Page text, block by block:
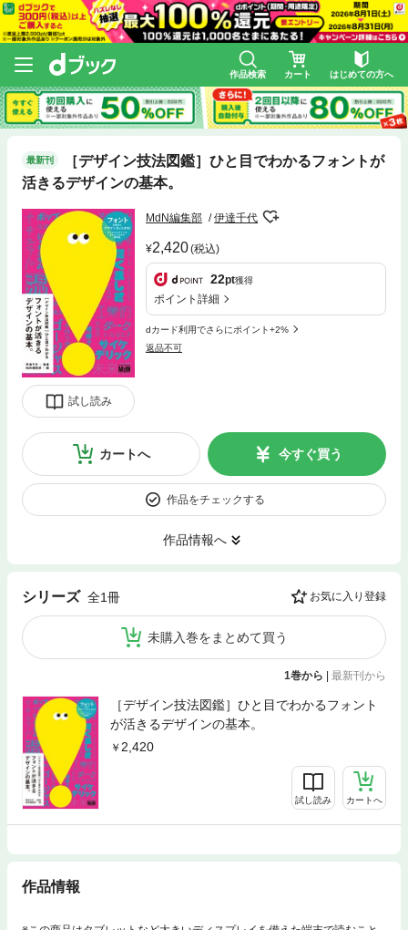
作品検索 カート はじめての方へ
最新刊
［デザイン技法図鑑］ひと目でわかるフォントが
活きるデザインの基本。
試し読み
MdN編集部 伊達千代
2,420(税込)
22pt獲得
ポイント詳細
dカード利用でさらにポイント+2%
返品不可
カートへ 今すぐ買う
作品をチェックする
作品情報へ
シリーズ 全1冊 お気に入り登録
未購入巻をまとめて買う
1巻から | 最新刊から
［デザイン技法図鑑］ひと目でわかるフォント
が活きるデザインの基本。
2,420
試し読み カートへ
作品情報